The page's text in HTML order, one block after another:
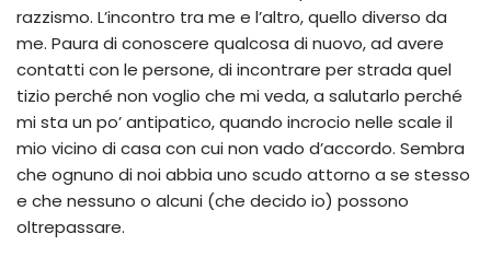
razzismo. L’incontro tra me e l’altro, quello diverso da
me. Paura di conoscere qualcosa di nuovo, ad avere
contatti con le persone, di incontrare per strada quel
tizio perché non voglio che mi veda, a salutarlo perché
mi sta un po’ antipatico, quando incrocio nelle scale il
mio vicino di casa con cui non vado d’accordo. Sembra
che ognuno di noi abbia uno scudo attorno a se stesso
e che nessuno o alcuni (che decido io) possono
oltrepassare.